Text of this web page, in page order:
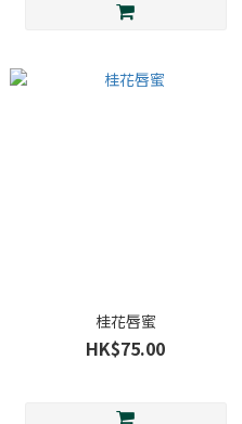
桂花唇蜜
HK$75.00